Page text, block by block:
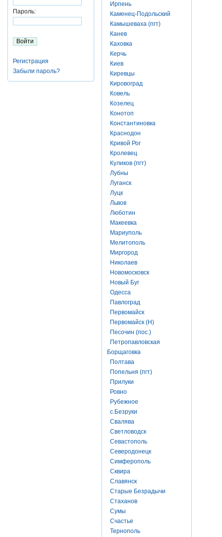
Пароль:
Регистрация
Забыли пароль?
Ирпень
Каменец-Подольский
Камышеваха (пгт)
Канев
Каховка
Керчь
Киев
Киревцы
Кировоград
Ковель
Козелец
Конотоп
Константиновка
Краснодон
Кривой Рог
Кролевец
Куликов (пгт)
Лубны
Луганск
Луцк
Львов
Люботин
Макеевка
Мариуполь
Мелитополь
Миргород
Николаев
Новомосковск
Новый Буг
Одесса
Павлоград
Первомайск
Первомайск (Н)
Песочин (пос.)
Петропавловская
Борщаговка
Полтава
Попельня (пгт)
Прилуки
Ровно
Рубежное
с.Безруки
Свалява
Светловодск
Севастополь
Северодонецк
Симферополь
Сквира
Славянск
Старые Безрадычи
Стаханов
Сумы
Счастье
Тернополь